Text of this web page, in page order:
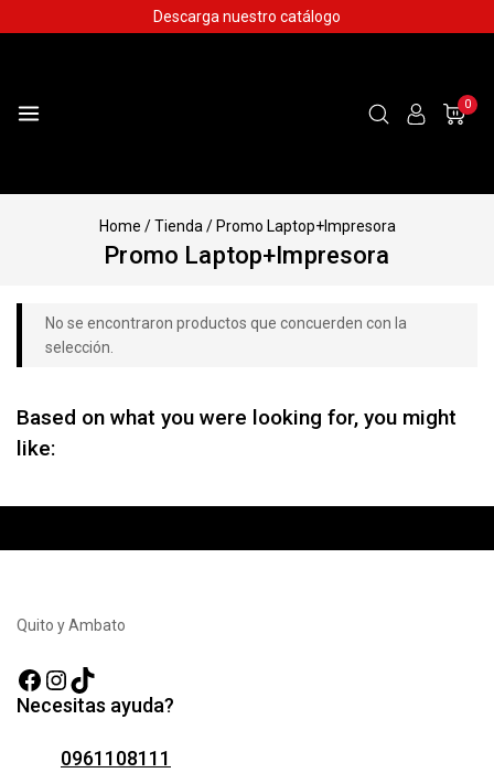
to
Descarga nuestro catálogo
0
Home / Tienda / Promo Laptop+Impresora
Promo Laptop+Impresora
No se encontraron productos que concuerden con la
selección.
Based on what you were looking for, you might
like:
Quito y Ambato
Facebook
Instagram
TikTok
Necesitas ayuda?
0961108111